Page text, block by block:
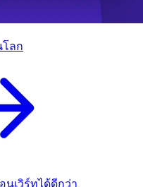
โลก
เวิร์ทได้ดีกว่า